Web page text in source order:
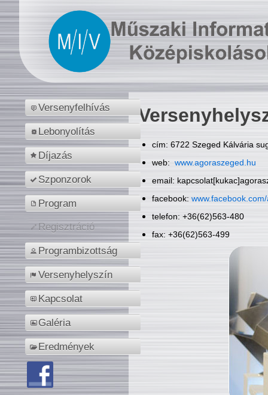
Versenyfelhívás
Lebonyolítás
Díjazás
Szponzorok
Program
Regisztráció
Programbizottság
Versenyhelyszín
Kapcsolat
Galéria
Eredmények
cím: 6722 Szeged Kálvária
web: www.agoraszeged.hu
email:
facebook:
telefon: +36(62)563-480
fax: +36(62)563-499